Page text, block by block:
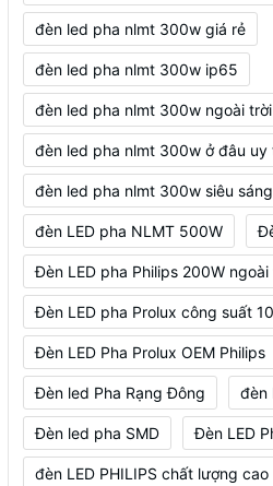
đèn led pha nlmt 300w giá rẻ
đèn led pha nlmt 300w ip65
đèn led pha nlmt 300w ngoài
đèn led pha nlmt 300w ở đâu uy
đèn led pha nlmt 300w siêu sáng
đèn LED pha NLMT 500W
Đèn LED pha Philips 200W ngoài
Đèn LED pha Prolux công suất
Đèn LED Pha Prolux OEM Philips
Đèn led Pha Rạng Đông đèn
Đèn led pha SMD Đèn LED
đèn LED PHILIPS chất lượng cao